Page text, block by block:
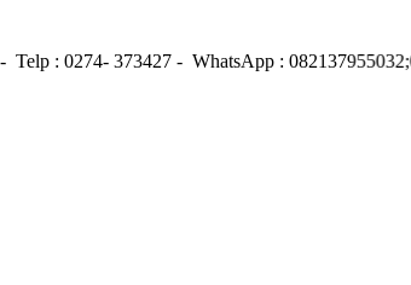
Telp : 0274- 373427 - WhatsApp :